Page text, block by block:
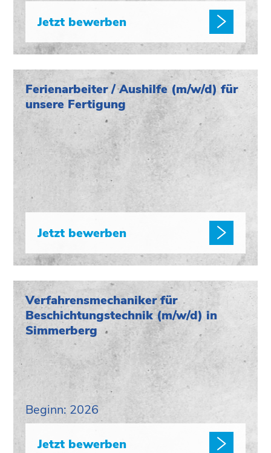
Jetzt bewerben
Ferienarbeiter / Aushilfe (m/w/d) für
unsere Fertigung
Jetzt bewerben
Verfahrensmechaniker für
Beschichtungstechnik (m/w/d) in
Simmerberg
Beginn: 2026
Jetzt bewerben